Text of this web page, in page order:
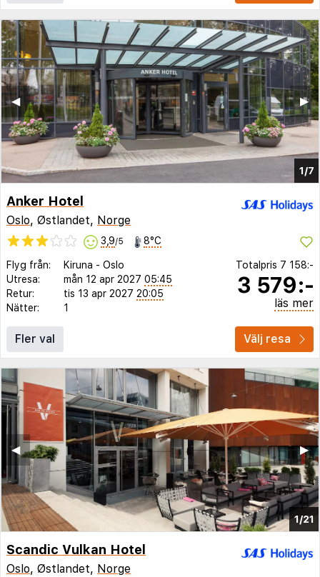
1/7
▶︎
◀︎
Anker Hotel
Oslo, Østlandet, Norge
3,9/5 8°C
Flyg från: Kiruna - Oslo
Utresa:
mån 12 apr 2027 05:45
Retur:
tis 13 apr 2027 20:05
Nätter:
1
Totalpris 7 158:-
3 579:-
läs mer
Fler val Välj resa
1/21
▶︎
◀︎
Scandic Vulkan Hotel
Oslo, Østlandet, Norge